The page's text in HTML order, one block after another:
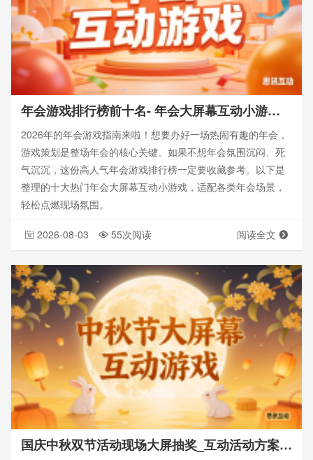
年会游戏排行榜前十名- 年会大屏幕互动小游戏-思讯互动
2026年的年会游戏指南来啦！想要办好一场热闹有趣的年会，
游戏策划是整场年会的核心关键。如果不想年会氛围沉闷、死
气沉沉，这份高人气年会游戏排行榜一定要收藏参考。以下是
整理的十大热门年会大屏幕互动小游戏，适配各类年会场景，
轻松点燃现场氛围。
2026-08-03 55次阅读 阅读全文
国庆中秋双节活动现场大屏抽奖_互动活动方案策划